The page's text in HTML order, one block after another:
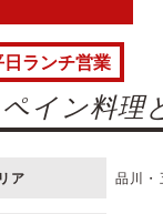
日ランチ営業
イン料理
ア 品川・